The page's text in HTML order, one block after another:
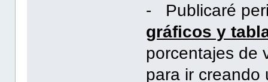
- Publicaré
gráficos y
porcentajes de
para ir creando